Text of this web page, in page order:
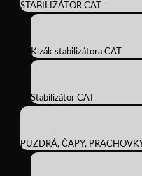
STABILIZÁTOR CAT
Klzák stabilizátora CAT
Stabilizátor CAT
PUZDRÁ, ČAPY,